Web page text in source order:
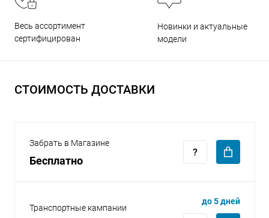
Весь ассортимент
сертифицирован
Новинки и актуальные
модели
СТОИМОСТЬ ДОСТАВКИ
Забрать в Магазине
Бесплатно
Транспортные кампании
до 5 дней
раз в 2 недели